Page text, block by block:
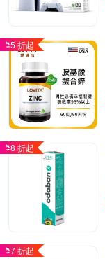
5 折起
8 折起
7 折起